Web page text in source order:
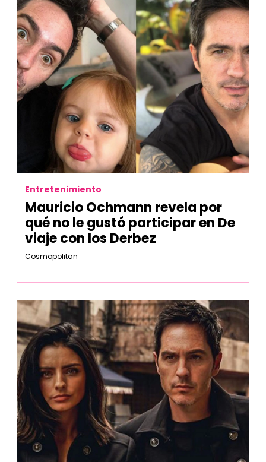
Entretenimiento
Mauricio Ochmann revela por
qué no le gustó participar en De
viaje con los Derbez
Cosmopolitan